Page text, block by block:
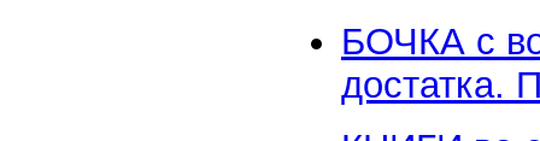
БОЧКА с
достатка.